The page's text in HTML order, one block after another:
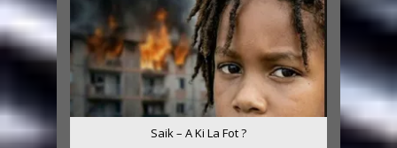
Saik – A Ki La Fot ?